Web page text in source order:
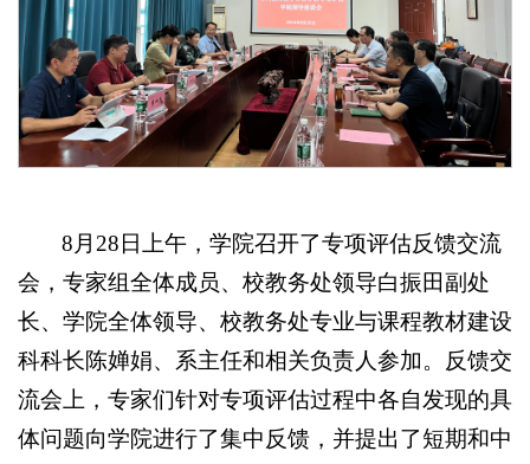
8月28日上午，学院召开了专项评估反馈交流
会，专家组全体成员、校教务处领导白振田副处
长、学院全体领导、校教务处专业与课程教材建设
科科长陈婵娟、系主任和相关负责人参加。反馈交
流会上，专家们针对专项评估过程中各自发现的具
体问题向学院进行了集中反馈，并提出了短期和中